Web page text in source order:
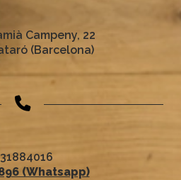
Campeny, 22
(Barcelona)
(Whatsapp)